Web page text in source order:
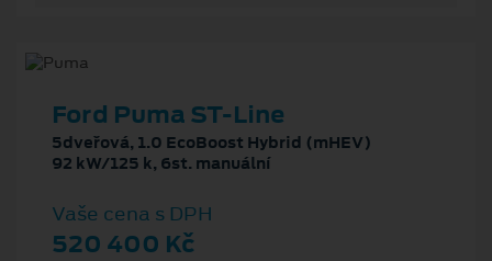
Ford Puma ST-Line
5dveřová, 1.0 EcoBoost Hybrid (mHEV)
92 kW/125 k, 6st. manuální
Vaše cena s DPH
520 400 Kč